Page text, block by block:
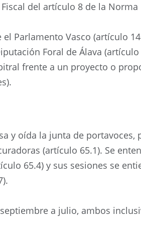
del artículo 8 de la
Parlamento Vasco (artículo
Foral de Álava
frente a un proyecto o
y oída la junta de
(artículo 65.1). Se
65.4) y sus sesiones se
a julio, ambos